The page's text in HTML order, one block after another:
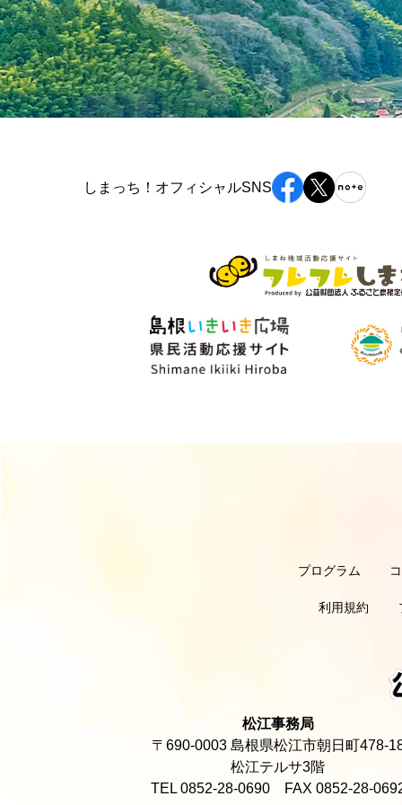
しまっち！オフィシャルSNS
プログラム
利用規約
松江事務局
〒690-0003 島根県松江市朝日町478-
松江テルサ3階
TEL 0852-28-0690 FAX 0852-28-